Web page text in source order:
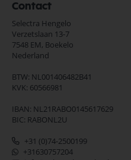
Contact
Selectra Hengelo
Verzetslaan 13-7
7548 EM, Boekelo
Nederland
BTW: NL001406482B41
KVK: 60566981
IBAN: NL21RABO0145617629
BIC: RABONL2U
+31 (0)74-2500199
+31630757204